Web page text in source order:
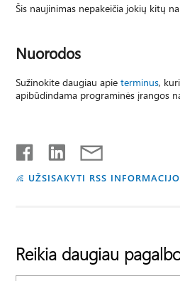
Šis naujinimas nepakeičia jokių kitų
Nuorodos
Sužinokite daugiau apieterminus,
apibūdindama programinės įrangos
UŽSISAKYTI RSS
Reikia daugiau